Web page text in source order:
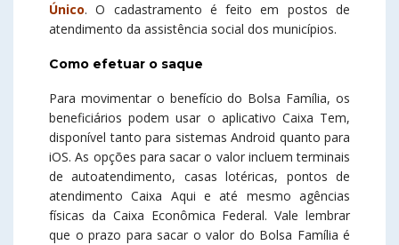
Único. O cadastramento é feito em postos de
atendimento da assistência social dos municípios.
Como efetuar o saque
Para movimentar o benefício do Bolsa Família, os
beneficiários podem usar o aplicativo Caixa Tem,
disponível tanto para sistemas Android quanto para
iOS. As opções para sacar o valor incluem terminais
de autoatendimento, casas lotéricas, pontos de
atendimento Caixa Aqui e até mesmo agências
físicas da Caixa Econômica Federal. Vale lembrar
que o prazo para sacar o valor do Bolsa Família é